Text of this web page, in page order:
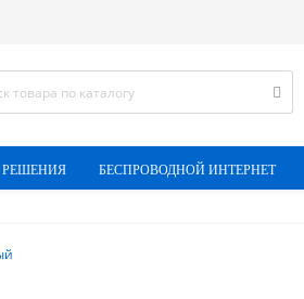
РЕШЕНИЯ БЕСПРОВОДНОЙ ИНТЕРНЕТ